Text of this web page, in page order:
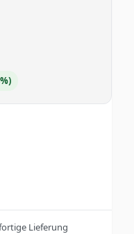
Lieferung